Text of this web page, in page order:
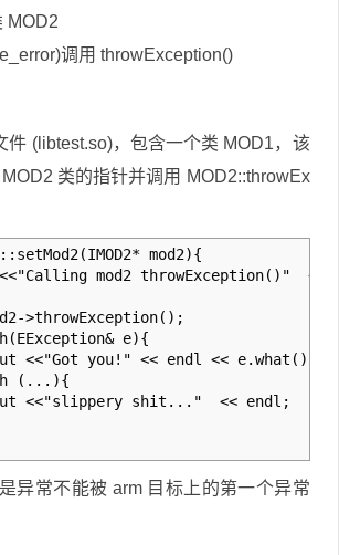
MOD2
调用 throwException()
件 (libtest.so)，包含一个类 MOD1，该
类的指针并调用 MOD2::throwEx
mod2){
mod2 throwException()" <<
e){
you!" << endl << e.what() <<
(...){
shit..." << endl;
异常不能被 arm 目标上的第一个异常